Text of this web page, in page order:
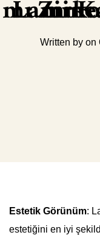
Lamine Diş
Written by on
Estetik Görünüm:
estetiğini en iyi